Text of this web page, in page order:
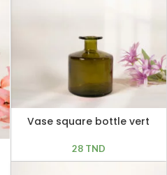
Vase square bottle vert
28 TND